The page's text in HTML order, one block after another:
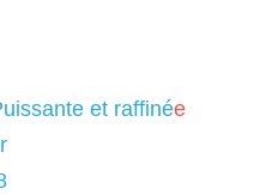
et raffinée